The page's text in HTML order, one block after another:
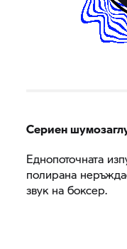
Сериен
Еднопоточната
полирана
звук на боксер.